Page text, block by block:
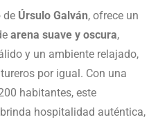
de Úrsulo Galván, ofrece un
arena suave y oscura,
y un ambiente relajado,
por igual. Con una
habitantes, este
hospitalidad auténtica,